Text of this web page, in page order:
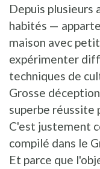
Depuis plusieurs
habités —
maison avec
expérimenter
techniques de
Grosse
superbe réussite
C'est justement
compilé dans le
Et parce que